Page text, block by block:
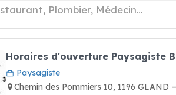
Horaires d'ouverture Paysagiste
Paysagiste
Chemin des Pommiers 10, 1196 GLAND